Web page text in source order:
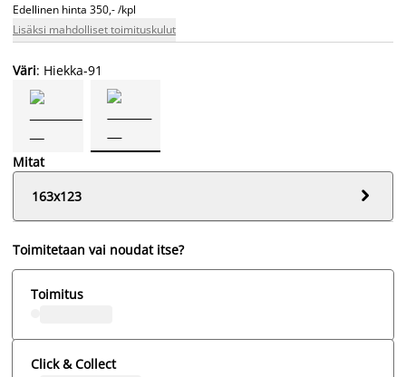
Edellinen hinta 350,- /kpl
Lisäksi mahdolliset toimituskulut
Väri: Hiekka-91
Mitat
163x123

Toimitetaan vai noudat itse?
Toimitus
Click & Collect